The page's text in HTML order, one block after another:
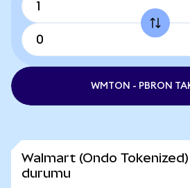
WMTON - PBRON
Walmart (Ondo
durumu